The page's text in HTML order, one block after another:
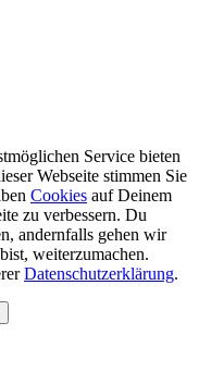
Service bieten
Webseite stimmen Sie
Cookies auf Deinem
zu verbessern. Du
andernfalls gehen wir
weiterzumachen.
Datenschutzerklärung.